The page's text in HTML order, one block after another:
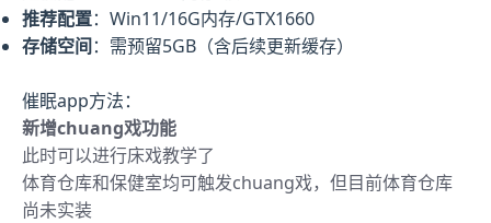
​推荐配置​​：Win11/16G内存/GTX1660
​存储空间​​：需预留5GB（含后续更新缓存）
催眠app方法：
新增chuang戏功能
此时可以进行床戏教学了
体育仓库和保健室均可触发chuang戏，但目前体育仓库
尚未实装